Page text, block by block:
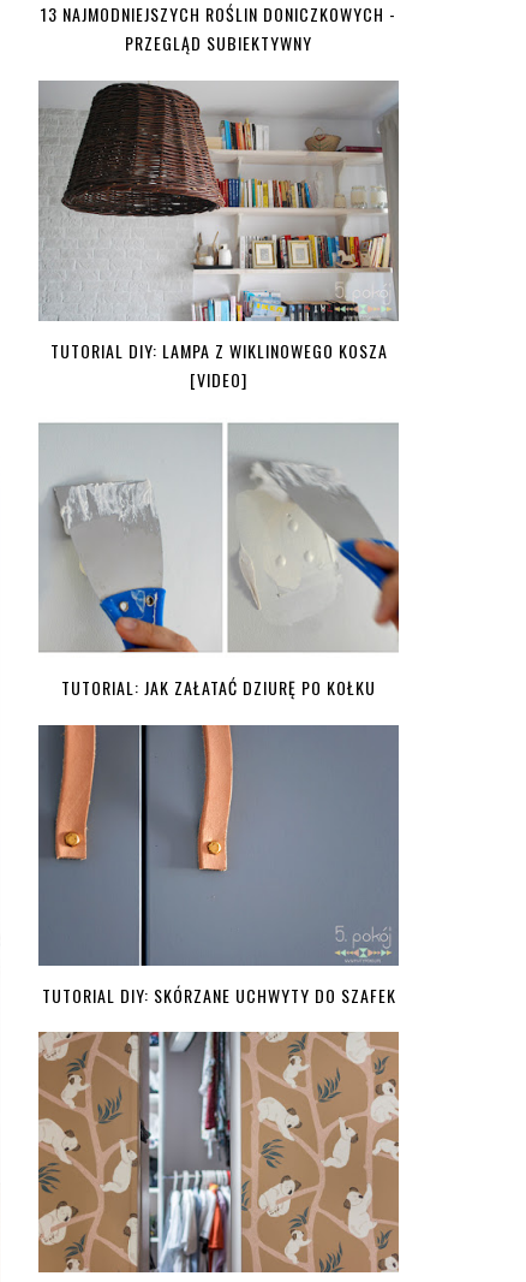
13 NAJMODNIEJSZYCH ROŚLIN DONICZKOWYCH -
PRZEGLĄD SUBIEKTYWNY
TUTORIAL DIY: LAMPA Z WIKLINOWEGO KOSZA
[VIDEO]
TUTORIAL: JAK ZAŁATAĆ DZIURĘ PO KOŁKU
TUTORIAL DIY: SKÓRZANE UCHWYTY DO SZAFEK